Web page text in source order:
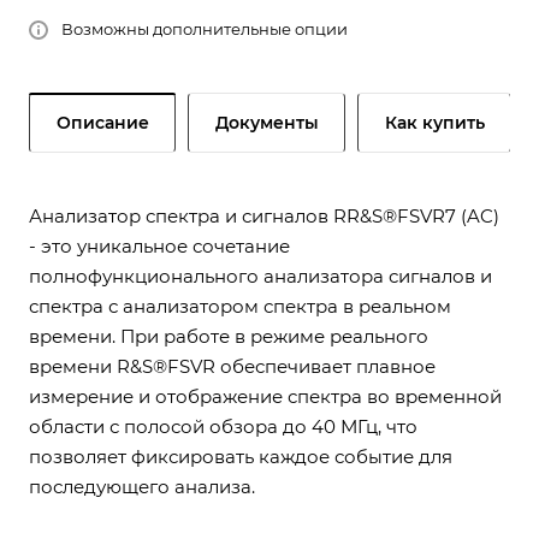
Возможны дополнительные опции
Описание Документы Как купить
Анализатор спектра и сигналов RR&S®FSVR7 (AC)
- это уникальное сочетание
полнофункционального анализатора сигналов и
спектра с анализатором спектра в реальном
времени. При работе в режиме реального
времени R&S®FSVR обеспечивает плавное
измерение и отображение спектра во временной
области с полосой обзора до 40 МГц, что
позволяет фиксировать каждое событие для
последующего анализа.